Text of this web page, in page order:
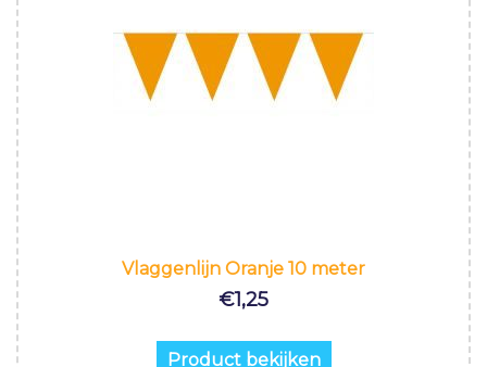
Vlaggenlijn Oranje 10 meter
€1,25
Product bekijken